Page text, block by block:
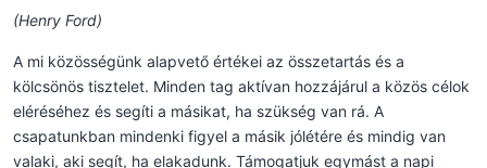
(Henry Ford)
A mi közösségünk alapvető értékei az összetartás és a
kölcsönös tisztelet. Minden tag aktívan hozzájárul a közös célok
eléréséhez és segíti a másikat, ha szükség van rá. A
csapatunkban mindenki figyel a másik jólétére és mindig van
valaki, aki segít, ha elakadunk. Támogatjuk egymást a napi